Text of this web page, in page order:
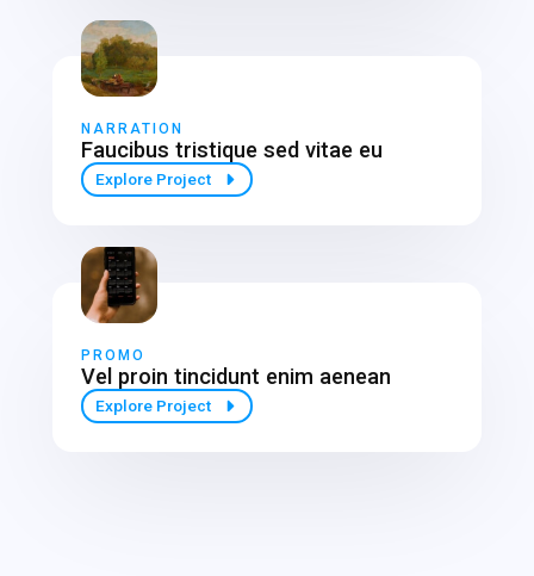
NARRATION
Faucibus tristique sed vitae eu
Explore Project
PROMO
Vel proin tincidunt enim aenean
Explore Project